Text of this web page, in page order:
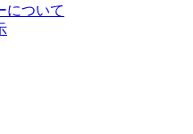
について